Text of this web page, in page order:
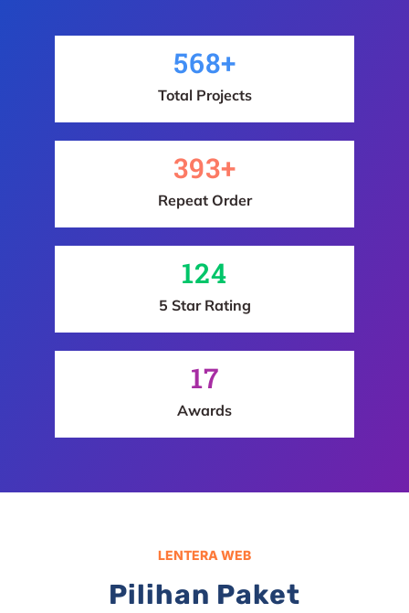
Total Projects
568+
Repeat Order
393+
5 Star Rating
124
Awards
17
LENTERA WEB
Pilihan Paket